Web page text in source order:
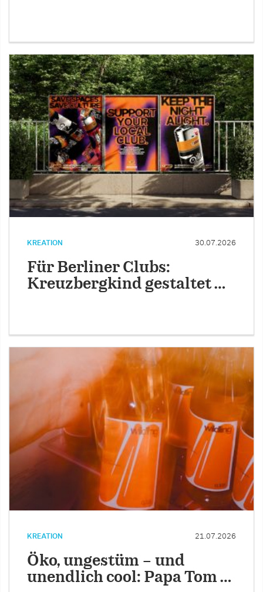
KREATION 30.07.2026
Für Berliner Clubs:
Kreuzbergkind gestaltet …
KREATION 21.07.2026
Öko, ungestüm – und
unendlich cool: Papa Tom …